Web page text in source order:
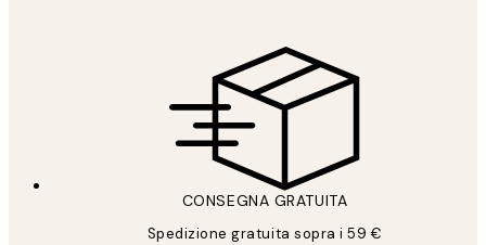
CONSEGNA GRATUITA
Spedizione gratuita sopra i 59 €